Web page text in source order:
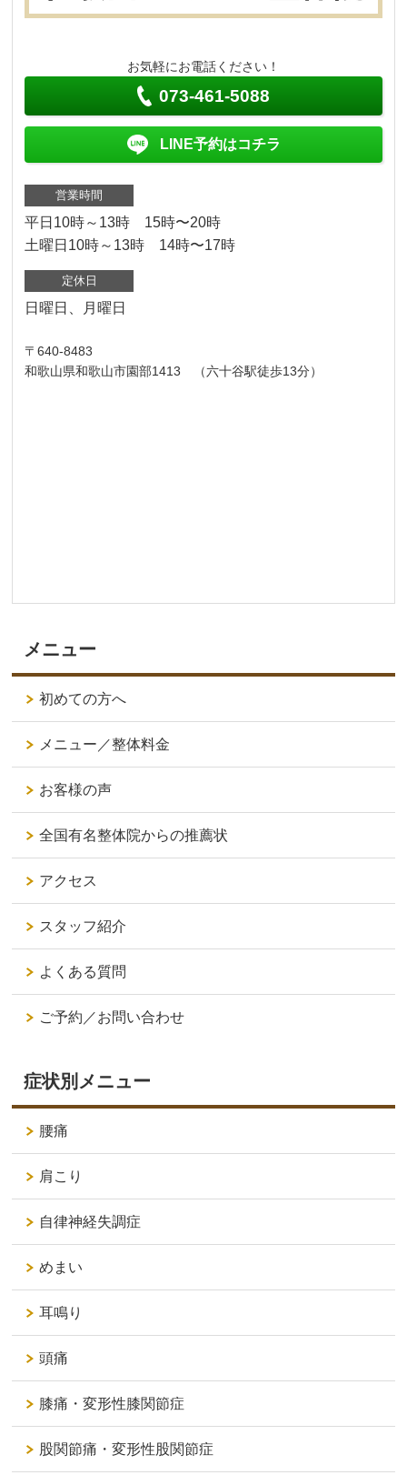
お気軽にお電話ください！
073-461-5088
LINE予約はコチラ
営業時間
平日10時～13時 15時〜20時
土曜日10時～13時 14時〜17時
定休日
日曜日、月曜日
〒640-8483
和歌山県和歌山市園部1413 （六十谷駅徒歩13分）
メニュー
初めての方へ
メニュー／整体料金
お客様の声
全国有名整体院からの推薦状
アクセス
スタッフ紹介
よくある質問
ご予約／お問い合わせ
症状別メニュー
腰痛
肩こり
自律神経失調症
めまい
耳鳴り
頭痛
膝痛・変形性膝関節症
股関節痛・変形性股関節症